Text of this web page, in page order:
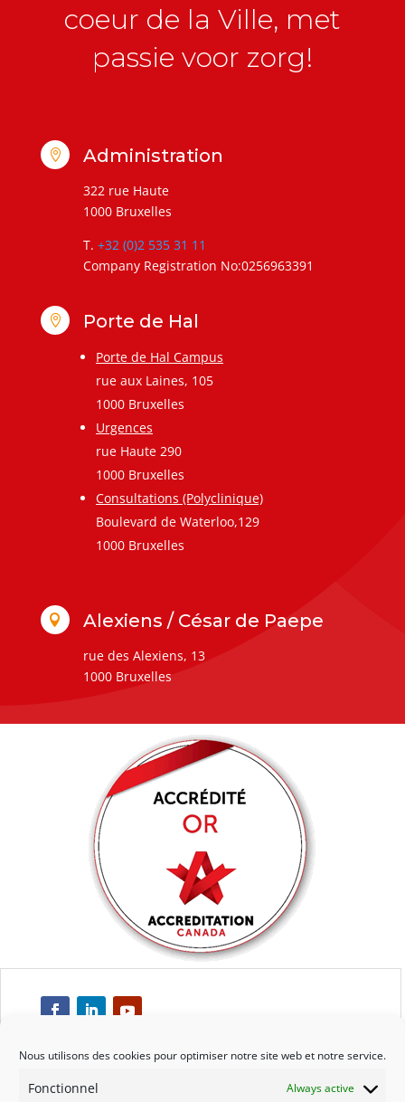
Nous utilisons des cookies pour optimiser notre site web et notre service.
Fonctionnel Always active
coeur de la Ville, met
passie voor zorg!
 Administration
322 rue Haute
1000 Bruxelles
T. +32 (0)2 535 31 11
Company Registration No:0256963391
 Porte de Hal
Porte de Hal Campus
rue aux Laines, 105
1000 Bruxelles
Urgences
rue Haute 290
1000 Bruxelles
Consultations (Polyclinique)
Boulevard de Waterloo,129
1000 Bruxelles
 Alexiens / César de Paepe
rue des Alexiens, 13
1000 Bruxelles
Respect